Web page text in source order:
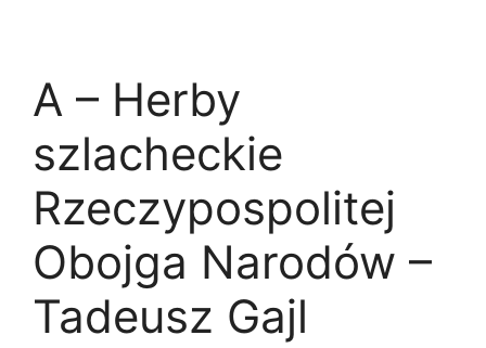
A – Herby
szlacheckie
Rzeczypospolitej
Obojga Narodów –
Tadeusz Gajl